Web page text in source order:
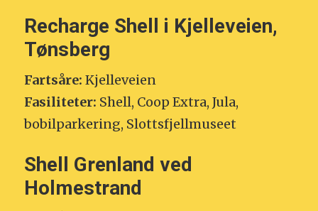
Recharge Shell i Kjelleveien,
Tønsberg
Fartsåre: Kjelleveien
Fasiliteter: Shell, Coop Extra, Jula,
bobilparkering, Slottsfjellmuseet
Shell Grenland ved
Holmestrand